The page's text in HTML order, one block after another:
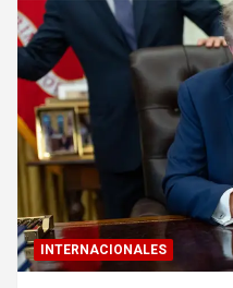
INTERNACIONALES